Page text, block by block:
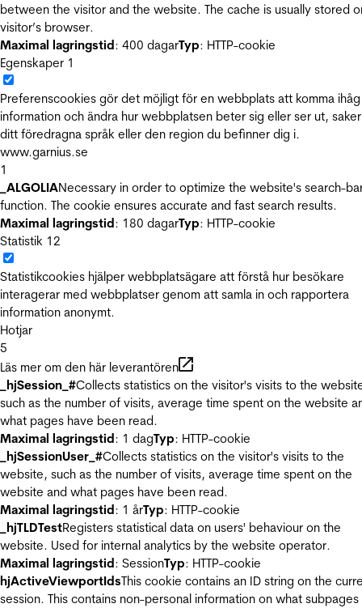
between the visitor and the website. The cache is usually stored
visitor’s browser.
Maximal lagringstid: 400 dagarTyp: HTTP-cookie
Egenskaper 1
Preferenscookies gör det möjligt för en webbplats att komma ihåg
information och ändra hur webbplatsen beter sig eller ser ut,
ditt föredragna språk eller den region du befinner dig i.
www.garnius.se
1
_ALGOLIANecessary in order to optimize the website's search-
function. The cookie ensures accurate and fast search results.
Maximal lagringstid: 180 dagarTyp: HTTP-cookie
Statistik 12
Statistikcookies hjälper webbplatsägare att förstå hur besökare
interagerar med webbplatser genom att samla in och rapportera
information anonymt.
Hotjar
5
Läs mer om den här leverantören
_hjSession_#Collects statistics on the visitor's visits to the
such as the number of visits, average time spent on the website
what pages have been read.
Maximal lagringstid: 1 dagTyp: HTTP-cookie
_hjSessionUser_#Collects statistics on the visitor's visits to the
website, such as the number of visits, average time spent on the
website and what pages have been read.
Maximal lagringstid: 1 årTyp: HTTP-cookie
_hjTLDTestRegisters statistical data on users' behaviour on the
website. Used for internal analytics by the website operator.
Maximal lagringstid: SessionTyp: HTTP-cookie
hjActiveViewportIdsThis cookie contains an ID string on the
session. This contains non-personal information on what